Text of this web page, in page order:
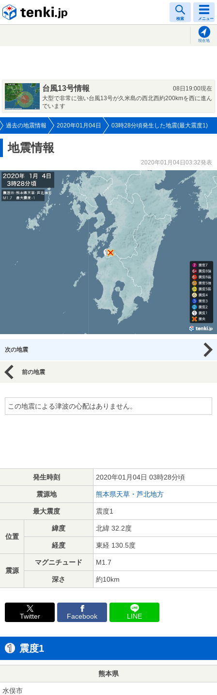
検索 メニュー
現在地
台風13号情報
08日19:00現在
大型で非常に強い台風13号が久米島の西北西約200kmを西に進ん
でいます
過去の地震情報 2020年01月04日 03時28分頃発生した地震(最大震度1)
地震情報
2020年01月04日03:32発表
次の地震
前の地震
この地震による津波の心配はありません。
発生時刻 2020年01月04日 03時28分頃
震源地 熊本県天草・芦北地方
最大震度 震度1
位置
緯度 北緯 32.2度
経度 東経 130.5度
震源
マグニチュード M1.7
深さ 約10km
Twitter Facebook LINE
震度1
熊本県
水俣市